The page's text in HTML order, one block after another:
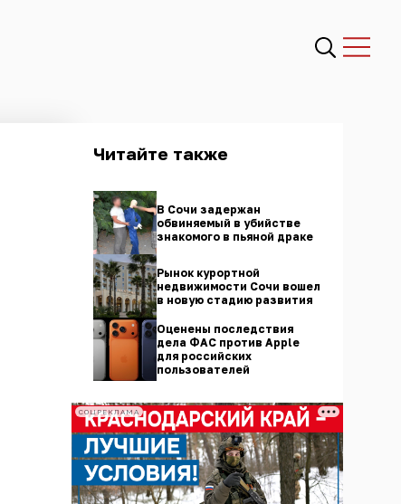
Читайте также
В Сочи задержан
обвиняемый в убийстве
знакомого в пьяной драке
Рынок курортной
недвижимости Сочи вошел
в новую стадию развития
Оценены последствия
дела ФАС против Apple
для российских
пользователей
СОЦРЕКЛАМА